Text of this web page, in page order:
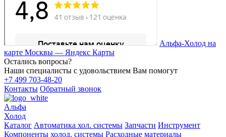
Альфа-Холод на
карте Москвы — Яндекс Карты
Остались вопросы?
Наши специалисты с удовольствием Вам помогут
+7 499 703-48-20
Контакты Обратный звонок
Альфа
Холод
Каталог Автоматика хол. системы Запчасти Инструмент
Компоненты холод. системы Расходные материалы